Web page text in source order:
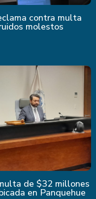
contra multa
molestos
de $32 millones
en Panquehue